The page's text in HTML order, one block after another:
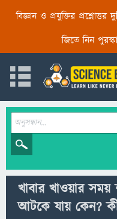
বিজ্ঞান ও প্রযুক্তির
জিতে নিন
খাবার খাওয়ার সময়
আটকে যায় কেন?